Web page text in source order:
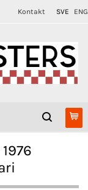
Kontakt SVE ENG